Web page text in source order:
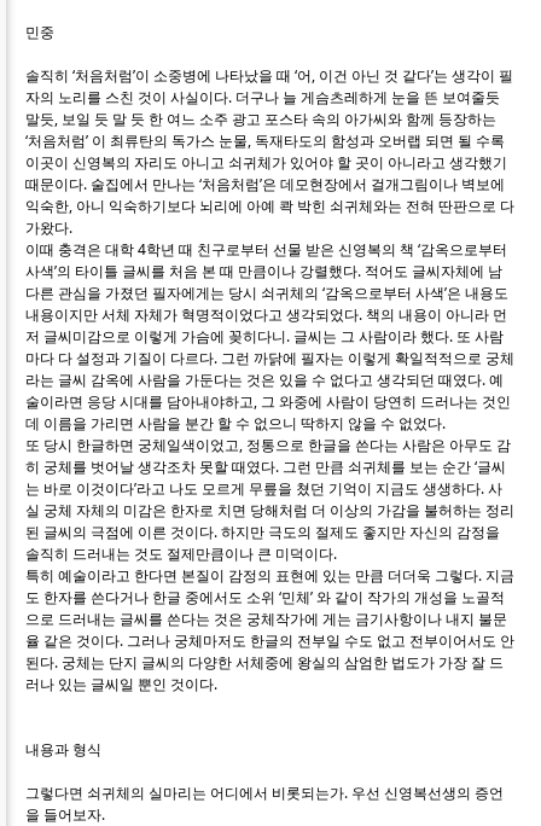
민중
솔직히 ‘처음처럼’이 소중병에 나타났을 때 ‘어, 이건 아닌 것 같다’는 생각이 필
자의 노리를 스친 것이 사실이다. 더구나 늘 게슴츠레하게 눈을 뜬 보여줄듯
말듯, 보일 듯 말 듯 한 여느 소주 광고 포스타 속의 아가씨와 함께 등장하는
‘처음처럼’ 이 최류탄의 독가스 눈물, 독재타도의 함성과 오버랩 되면 될 수록
이곳이 신영복의 자리도 아니고 쇠귀체가 있어야 할 곳이 아니라고 생각했기
때문이다. 술집에서 만나는 ‘처음처럼’은 데모현장에서 걸개그림이나 벽보에
익숙한, 아니 익숙하기보다 뇌리에 아예 콱 박힌 쇠귀체와는 전혀 딴판으로 다
가왔다.
이때 충격은 대학 4학년 때 친구로부터 선물 받은 신영복의 책 ‘감옥으로부터
사색’의 타이틀 글씨를 처음 본 때 만큼이나 강렬했다. 적어도 글씨자체에 남
다른 관심을 가졌던 필자에게는 당시 쇠귀체의 ‘감옥으로부터 사색’은 내용도
내용이지만 서체 자체가 혁명적이었다고 생각되었다. 책의 내용이 아니라 먼
저 글씨미감으로 이렇게 가슴에 꽂히다니. 글씨는 그 사람이라 했다. 또 사람
마다 다 설정과 기질이 다르다. 그런 까닭에 필자는 이렇게 확일적적으로 궁체
라는 글씨 감옥에 사람을 가둔다는 것은 있을 수 없다고 생각되던 때였다. 예
술이라면 응당 시대를 담아내야하고, 그 와중에 사람이 당연히 드러나는 것인
데 이름을 가리면 사람을 분간 할 수 없으니 딱하지 않을 수 없었다.
또 당시 한글하면 궁체일색이었고, 정통으로 한글을 쓴다는 사람은 아무도 감
히 궁체를 벗어날 생각조차 못할 때였다. 그런 만큼 쇠귀체를 보는 순간 ‘글씨
는 바로 이것이다’라고 나도 모르게 무릎을 쳤던 기억이 지금도 생생하다. 사
실 궁체 자체의 미감은 한자로 치면 당해처럼 더 이상의 가감을 불허하는 정리
된 글씨의 극점에 이른 것이다. 하지만 극도의 절제도 좋지만 자신의 감정을
솔직히 드러내는 것도 절제만큼이나 큰 미덕이다.
특히 예술이라고 한다면 본질이 감정의 표현에 있는 만큼 더더욱 그렇다. 지금
도 한자를 쓴다거나 한글 중에서도 소위 ‘민체’ 와 같이 작가의 개성을 노골적
으로 드러내는 글씨를 쓴다는 것은 궁체작가에 게는 금기사항이나 내지 불문
율 같은 것이다. 그러나 궁체마저도 한글의 전부일 수도 없고 전부이어서도 안
된다. 궁체는 단지 글씨의 다양한 서체중에 왕실의 삼엄한 법도가 가장 잘 드
러나 있는 글씨일 뿐인 것이다.
내용과 형식
그렇다면 쇠귀체의 실마리는 어디에서 비롯되는가. 우선 신영복선생의 증언
을 들어보자.